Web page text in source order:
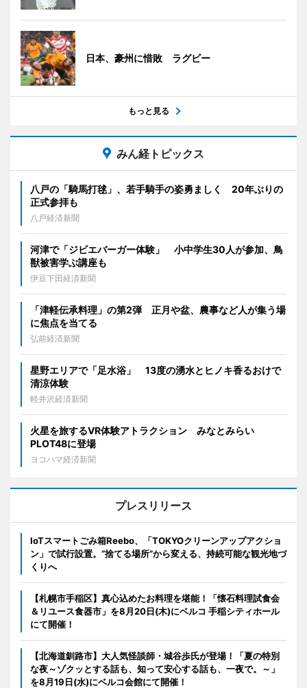
日本、豪州に惜敗 ラグビー
もっと見る
みん経トピックス
八戸の「騎馬打毬」、若手騎手の姿勇ましく 20年ぶりの
正式参拝も
八戸経済新聞
河津で「ジビエバーガー体験」 小中学生30人が参加、鳥
獣被害学ぶ講座も
伊豆下田経済新聞
「津軽伝承料理」の第2弾 正月や盆、農事など人が集う場
に焦点を当てる
弘前経済新聞
星野エリアで「足水浴」 13度の湧水とヒノキ香るおけで
清涼体験
軽井沢経済新聞
火星を旅するVR体験アトラクション みなとみらい
PLOT48に登場
ヨコハマ経済新聞
プレスリリース
IoTスマートごみ箱Reebo、「TOKYOクリーンアップアクショ
ン」で試行設置。”捨てる場所”から変える、持続可能な観光地づ
くりへ
【札幌市手稲区】真心込めたお料理を堪能！「懐石料理試食会
＆リユース食器市」を8月20日(木)にベルコ 手稲シティホール
にて開催！
【北海道釧路市】大人気怪談師・城谷歩氏が登場！「夏の特別
な夜～ゾクッとする話も、知って安心する話も、一夜で。～」
を8月19日(水)にベルコ会館にて開催！